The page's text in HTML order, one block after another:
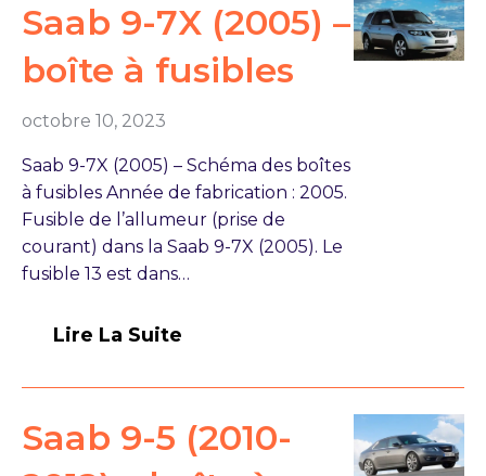
Saab 9-7X (2005) –
boîte à fusibles
octobre 10, 2023
Saab 9-7X (2005) – Schéma des boîtes
à fusibles Année de fabrication : 2005.
Fusible de l’allumeur (prise de
courant) dans la Saab 9-7X (2005). Le
fusible 13 est dans…
Lire La Suite
Saab 9-5 (2010-